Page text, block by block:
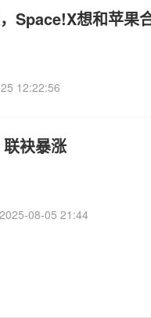
Space!X想和苹果
12:22:56
袂暴涨
2025-08-05 21:44